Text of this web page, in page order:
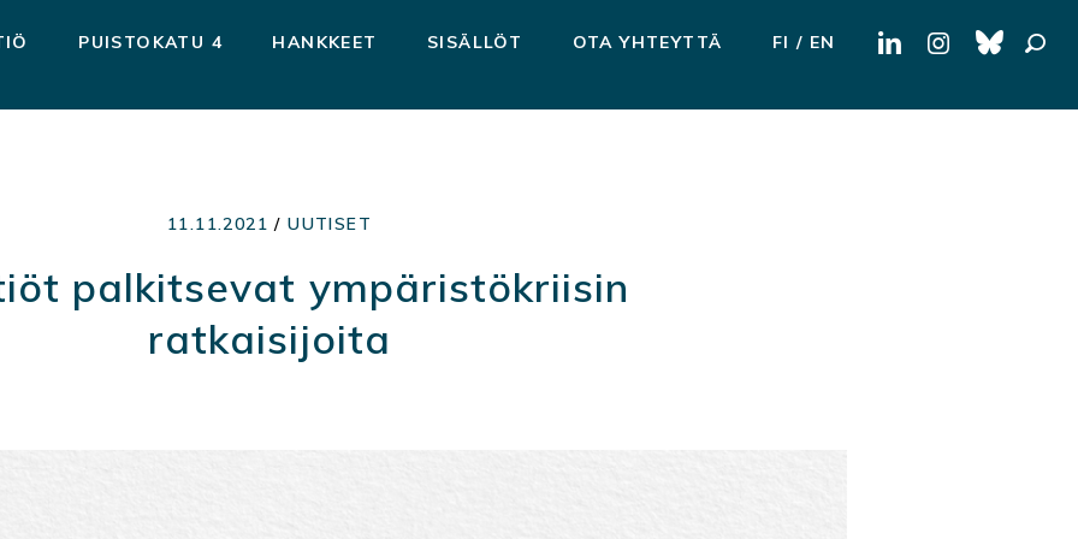
PUISTOKATU 4 HANKKEET SISÄLLÖT OTA YHTEYTTÄ FI EN Haku:
11.11.2021 /UUTISET
palkitsevat ympäristökriisin
ratkaisijoita